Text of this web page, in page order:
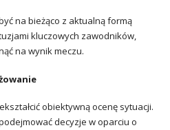
na bieżąco z aktualną formą
kluczowych zawodników,
na wynik meczu.
obiektywną ocenę sytuacji.
decyzje w oparciu o